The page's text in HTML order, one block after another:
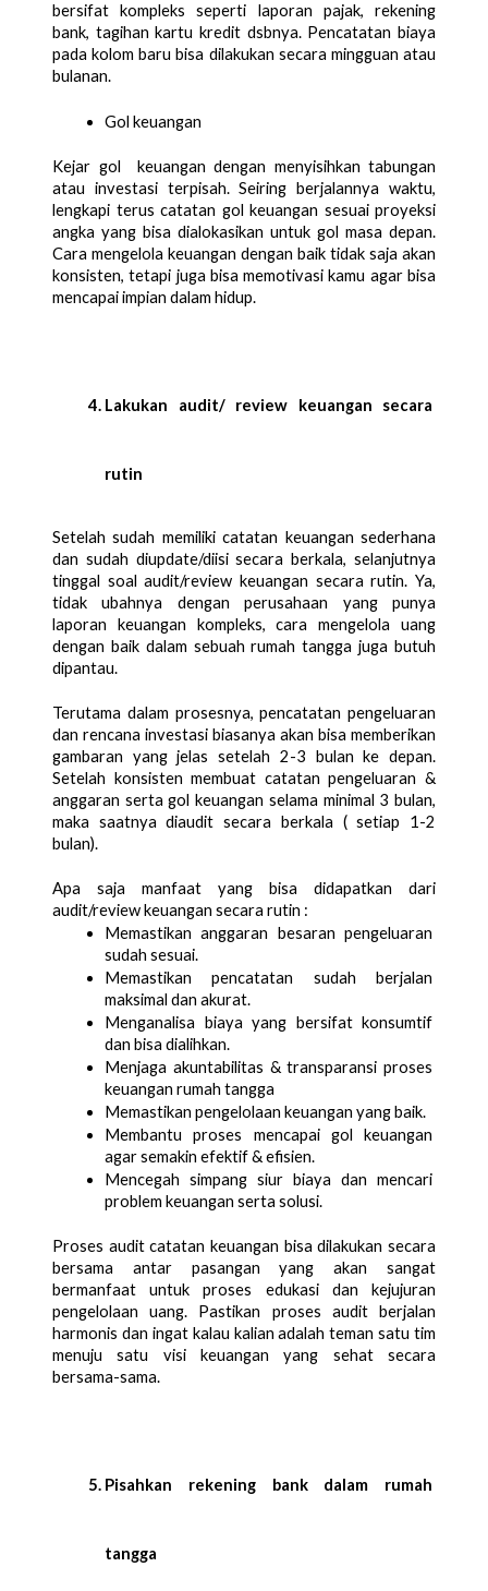
bersifat kompleks seperti laporan pajak, rekening
bank, tagihan kartu kredit dsbnya. Pencatatan biaya
pada kolom baru bisa dilakukan secara mingguan atau
bulanan.
Gol keuangan
Kejar gol  keuangan dengan menyisihkan tabungan
atau investasi terpisah. Seiring berjalannya waktu,
lengkapi terus catatan gol keuangan sesuai proyeksi
angka yang bisa dialokasikan untuk gol masa depan.
Cara mengelola keuangan dengan baik tidak saja akan
konsisten, tetapi juga bisa memotivasi kamu agar bisa
mencapai impian dalam hidup.
Lakukan audit/ review keuangan secara
rutin
Setelah sudah memiliki catatan keuangan sederhana
dan sudah diupdate/diisi secara berkala, selanjutnya
tinggal soal audit/review keuangan secara rutin. Ya,
tidak ubahnya dengan perusahaan yang punya
laporan keuangan kompleks, cara mengelola uang
dengan baik dalam sebuah rumah tangga juga butuh
dipantau.
Terutama dalam prosesnya, pencatatan pengeluaran
dan rencana investasi biasanya akan bisa memberikan
gambaran yang jelas setelah 2-3 bulan ke depan.
Setelah konsisten membuat catatan pengeluaran &
anggaran serta gol keuangan selama minimal 3 bulan,
maka saatnya diaudit secara berkala ( setiap 1-2
bulan).
Apa saja manfaat yang bisa didapatkan dari
audit/review keuangan secara rutin :
Memastikan anggaran besaran pengeluaran
sudah sesuai.
Memastikan pencatatan sudah berjalan
maksimal dan akurat.
Menganalisa biaya yang bersifat konsumtif
dan bisa dialihkan.
Menjaga akuntabilitas & transparansi proses
keuangan rumah tangga
Memastikan pengelolaan keuangan yang baik.
Membantu proses mencapai gol keuangan
agar semakin efektif & efisien.
Mencegah simpang siur biaya dan mencari
problem keuangan serta solusi.
Proses audit catatan keuangan bisa dilakukan secara
bersama antar pasangan yang akan sangat
bermanfaat untuk proses edukasi dan kejujuran
pengelolaan uang. Pastikan proses audit berjalan
harmonis dan ingat kalau kalian adalah teman satu tim
menuju satu visi keuangan yang sehat secara
bersama-sama.
Pisahkan rekening bank dalam rumah
tangga